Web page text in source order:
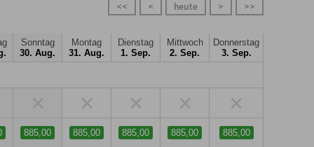
>>
>
heute
<
<<
Sonntag
30. Aug.
Montag
31. Aug.
Dienstag
1. Sep.
Mittwoch
2. Sep.
Donnerstag
3. Sep.
× × × ×
885,00 885,00 885,00 885,00 885,00